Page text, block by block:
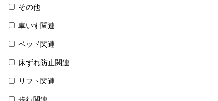
その他
車いす関連
ベッド関連
床ずれ防止関連
リフト関連